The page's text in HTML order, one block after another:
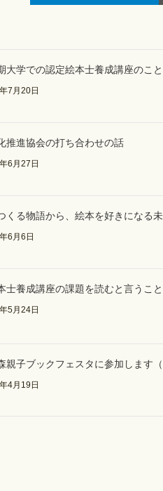
大学での認定絵本士養成講座のこと
7月20日
推進協会の打ち合わせの話
6月27日
くる物語から、絵本を好きになる
6月6日
士養成講座の課題を読むと言うこと
5月24日
親子ブックフェスタに参加します
4月19日